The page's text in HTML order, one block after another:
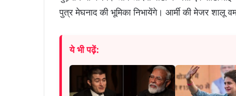
पुत्र मेघनाद की भूमिका निभायेंगे। आर्मी की मेजर शालू
ये भी पढ़ें: